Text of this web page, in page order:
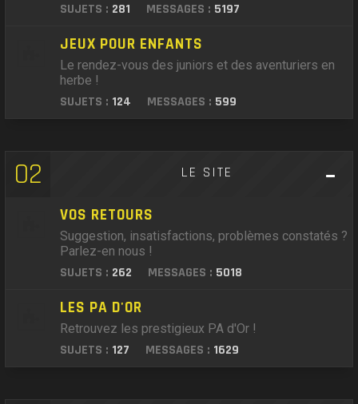
SUJETS : 281 MESSAGES : 5197
JEUX POUR ENFANTS
Le rendez-vous des juniors et des aventuriers en
herbe !
SUJETS : 124 MESSAGES : 599
02 LE SITE
VOS RETOURS
Suggestion, insatisfactions, problèmes constatés ?
Parlez-en nous !
SUJETS : 262 MESSAGES : 5018
LES PA D'OR
Retrouvez les prestigieux PA d'Or !
SUJETS : 127 MESSAGES : 1629